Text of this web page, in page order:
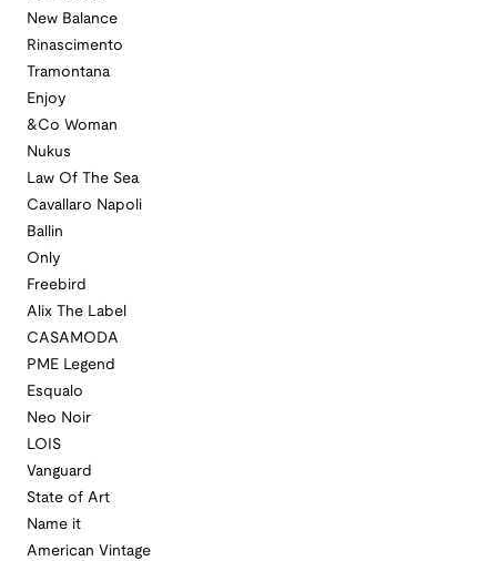
New Balance
Rinascimento
Tramontana
Enjoy
&Co Woman
Nukus
Law Of The Sea
Cavallaro Napoli
Ballin
Only
Freebird
Alix The Label
CASAMODA
PME Legend
Esqualo
Neo Noir
LOIS
Vanguard
State of Art
Name it
American Vintage